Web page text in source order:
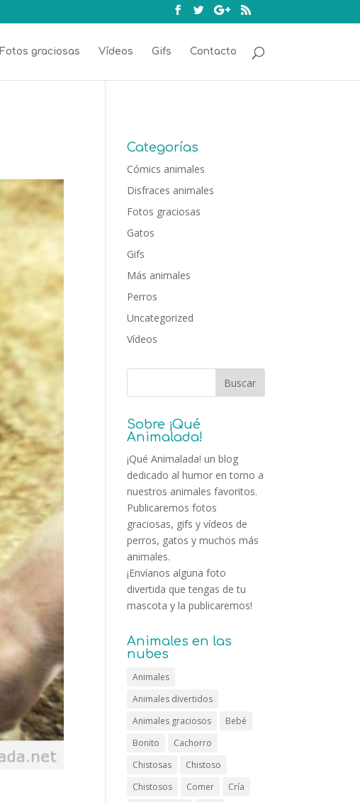
Fotos graciosas Vídeos Gifs Contacto
Categorías
Cómics animales
Disfraces animales
Fotos graciosas
Gatos
Gifs
Más animales
Perros
Uncategorized
Vídeos
Sobre ¡Qué
Animalada!
¡Qué Animalada! un blog
dedicado al humor en torno a
nuestros animales favoritos.
Publicaremos fotos
graciosas, gifs y vídeos de
perros, gatos y muchos más
animales.
¡Envíanos alguna foto
divertida que tengas de tu
mascota y la publicaremos!
Animales en las
nubes
Animales
Animales divertidos
Animales graciosos
Bebé
Bonito
Cachorro
Chistosas
Chistoso
Chistosos
Comer
Cría